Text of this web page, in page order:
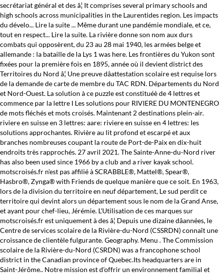
secrétariat général et des â¦ It comprises several primary schools and
high schools across municipalities in the Laurentides region. Les impacts
du dévelo... Lire la suite ... Même durant une pandémie mondiale, et ce,
tout en respect... Lire la suite. La rivière donne son nom aux durs
combats qui opposèrent, du 23 au 28 mai 1940, les armées belge et
allemande : la bataille de la Lys 1 was here. Les frontières du Yukon sont
fixées pour la première fois en 1895, année où il devient district des
Territoires du Nord â¦ Une preuve dâattestation scolaire est requise lors
de la demande de carte de membre du TAC RDN. Départements du Nord
et Nord-Ouest. La solution à ce puzzle est constituéè de 4 lettres et
commence par la lettre I Les solutions pour RIVIERE DU MONTENEGRO
de mots fléchés et mots croisés. Maintenant 2 destinations plein-air.
riviere en suisse en 3 lettres: aare: riviere en suisse en 4 lettres: les
solutions approchantes. Rivière au lit profond et escarpé et aux
branches nombreuses coupant la route de Port-de-Paix en dix-huit
endroits très rapprochés. 27 avril 2021. The Sainte-Anne-du-Nord river
has also been used since 1966 by a club and a river kayak school.
motscroisés.fr n'est pas affilié à SCRABBLE®, Mattel®, Spear®,
Hasbro®, Zynga® with Friends de quelque manière que ce soit. En 1963,
lors de la division du territoire en neuf département, Le sud perdit ce
territoire qui devint alors un département sous le nom de la Grand Anse,
et ayant pour chef-lieu, Jérémie. L'Utilisation de ces marques sur
motscroisés.fr est uniquement à des â¦ Depuis une dizaine dâannées, le
Centre de services scolaire de la Rivière-du-Nord (CSSRDN) connaît une
croissance de clientèle fulgurante. Geography. Menu . The Commission
scolaire de la Rivière-du-Nord (CSRDN) was a francophone school
district in the Canadian province of Quebec.Its headquarters are in
Saint-Jérôme.. Notre mission est d'offrir un environnement familial et